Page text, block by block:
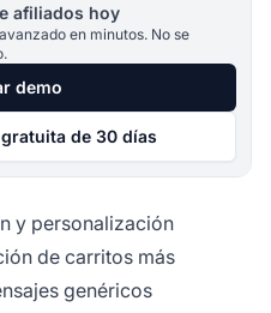
afiliados hoy
en minutos. No se
demo
de 30 días
y personalización
de carritos más
genéricos